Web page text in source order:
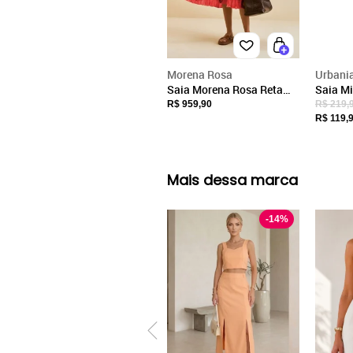
Morena Rosa
Saia Morena Rosa Reta
Alta Longa Estampado
R$ 959,90
Saia
R$
R$
Mais dessa marca
-14%